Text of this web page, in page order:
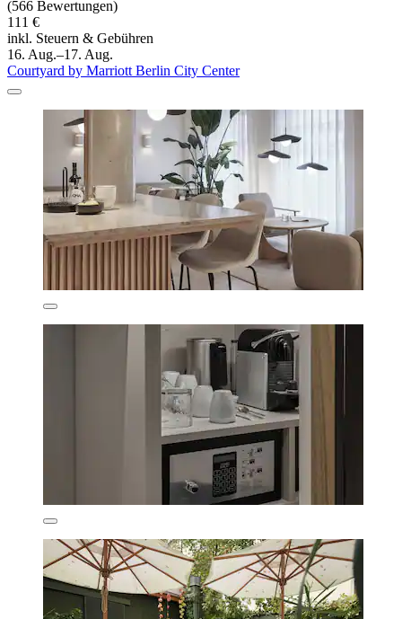
(566 Bewertungen)
111 €
inkl. Steuern & Gebühren
16. Aug.–17. Aug.
Courtyard by Marriott Berlin City Center